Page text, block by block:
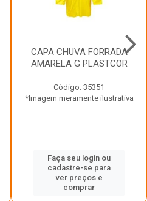
CAPA CHUVA FORRADA
AMARELA G PLASTCOR
Código: 35351
*Imagem meramente ilustrativa
Faça seu login ou
cadastre-se para
ver preços e
comprar